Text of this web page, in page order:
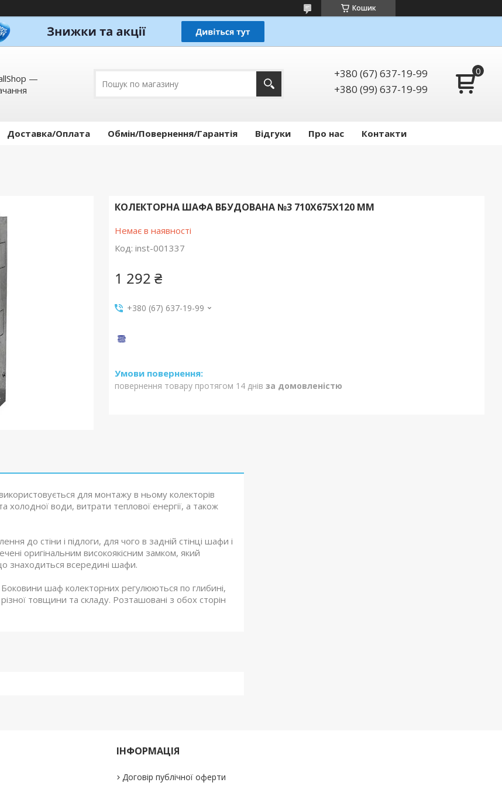
Кошик
—
+380 (67) 637-19-99
+380 (99) 637-19-99
Доставка/Оплата Обмін/Повернення/Гарантія Відгуки Про нас Контакти
КОЛЕКТОРНА ШАФА ВБУДОВАНА №3 710Х675Х120 ММ
Немає в наявності
Код: inst-001337
1 292 ₴
+380 (67) 637-19-99
повернення товару протягом 14 днів за домовленістю
для монтажу в ньому колекторів
холодної води, витрати теплової енергії, а також
до стіни і підлоги, для чого в задній стінці шафи і
оригінальним високоякісним замком, який
знаходиться всередині шафи.
шаф колекторних регулюються по глибині,
товщини та складу. Розташовані з обох сторін
ІНФОРМАЦІЯ
Договір публічної оферти